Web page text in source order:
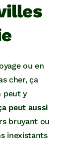
ou en
cher, ça
peut y
peut aussi
bruyant ou
inexistants